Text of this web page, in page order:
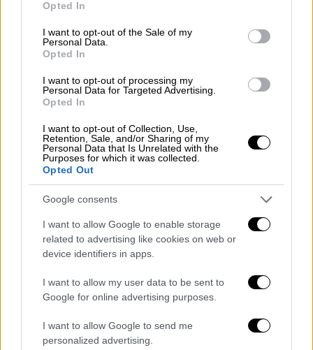
use your data for below specified purposes in below Google
consent section.
Opted In
I want to opt-out of the Sale of my
Personal Data.
Opted In
I want to opt-out of processing my
Personal Data for Targeted Advertising.
Opted In
I want to opt-out of Collection, Use,
Retention, Sale, and/or Sharing of my
Personal Data that Is Unrelated with the
Purposes for which it was collected.
Opted Out
Google consents
I want to allow Google to enable storage
related to advertising like cookies on web or
device identifiers in apps.
I want to allow my user data to be sent to
Google for online advertising purposes.
I want to allow Google to send me
personalized advertising.
απώλειες
Πάμε στον Μόρνο. Η κατάσταση είναι σαφώς
βελτιωμένη, καθώς μετά τα ιστορικά χαμηλά
των περίπου 150.000.000 κυβικών μέτρων
στις αρχές Νοεμβρίου 2025, μέσα σε τρεις
μήνες τα αποθέματα έφτασαν τα 281.000.000
m³, δηλαδή αύξηση περίπου 47%. Τα
αποθέματα του Μόρνου ενισχύονται όχι
μόνο από τις έντονες βροχοπτώσεις, αλλά
και από τα χιόνια που έχουν συσσωρευτεί
στους γειτονικούς ορεινούς όγκους και
σταδιακά θα λιώσουν.
Την 1η Ιανουαρίου 2026 ο Μόρνος είχε
λίμνες Μαραθώνα), ενώ στις 30 Ιανουαρίου
είχε 281.000.000 κυβικά μέτρα, δηλαδή
αύξηση 81.000.000 κυβικών μέτρων (όσο
περίπου 3 λίμνες Μαραθώνα) και ποσοστιαία